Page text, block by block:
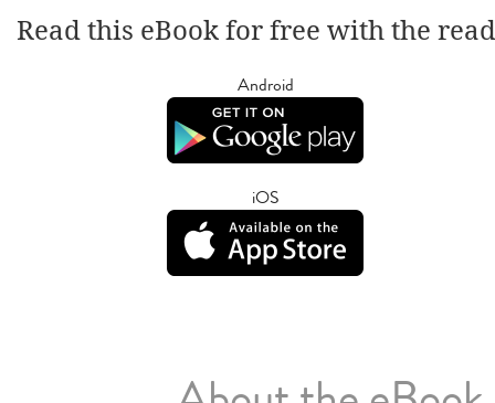
Read this eBook for free with the
Android
iOS